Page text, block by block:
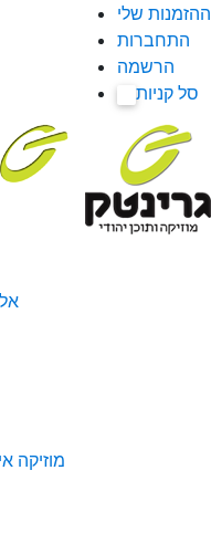
ההזמנות שלי
התחברות
הרשמה
סל קניות
מוזיקה